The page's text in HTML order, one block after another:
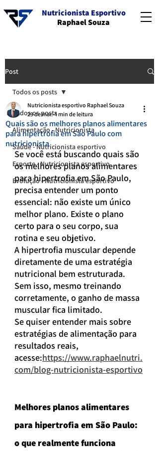
Nutricionista Esportivo
Raphael Souza
Post
Todos os posts
Alimentação - Nutricionista
Saúde - Nutricionista esportivo
Esporte - Nutricionista esportivo
Evolução - Nutricionista esportivo
Todos os posts
Quais são os melhores planos alimentares
para hipertrofia em São Paulo com
nutricionista
Nutricionista esportivo Raphael Souza
29 de mar. 4 min de leitura
Se você está buscando quais são
os melhores planos alimentares
para hipertrofia em São Paulo,
precisa entender um ponto
essencial: não existe um único
melhor plano. Existe o plano
certo para o seu corpo, sua
rotina e seu objetivo.
A hipertrofia muscular depende
diretamente de uma estratégia
nutricional bem estruturada.
Sem isso, mesmo treinando
corretamente, o ganho de massa
muscular fica limitado.
Se quiser entender mais sobre
estratégias de alimentação para
resultados reais,
acesse:https://www.raphaelnutri.
com/blog-nutricionista-esportivo
Melhores planos alimentares
para hipertrofia em São Paulo:
o que realmente funciona